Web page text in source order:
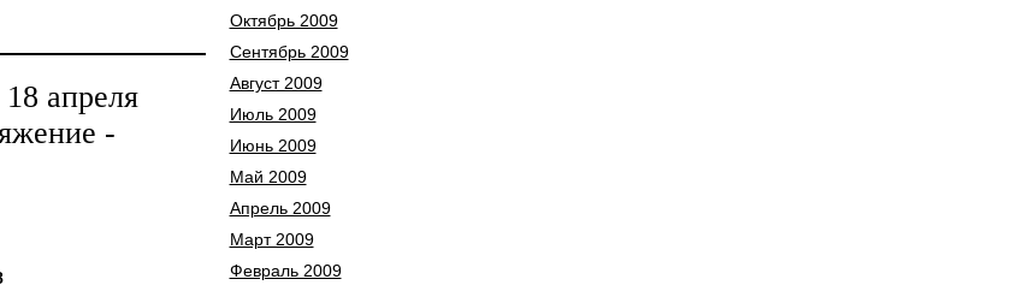
апреля
-
Октябрь 2009
Сентябрь 2009
Август 2009
Июль 2009
Июнь 2009
Май 2009
Апрель 2009
Март 2009
Февраль 2009